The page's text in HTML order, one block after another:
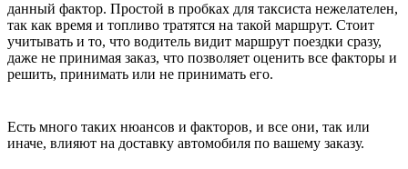
данный фактор. Простой в пробках для таксиста нежелателен,
так как время и топливо тратятся на такой маршрут. Стоит
учитывать и то, что водитель видит маршрут поездки сразу,
даже не принимая заказ, что позволяет оценить все факторы и
решить, принимать или не принимать его.
Есть много таких нюансов и факторов, и все они, так или
иначе, влияют на доставку автомобиля по вашему заказу.